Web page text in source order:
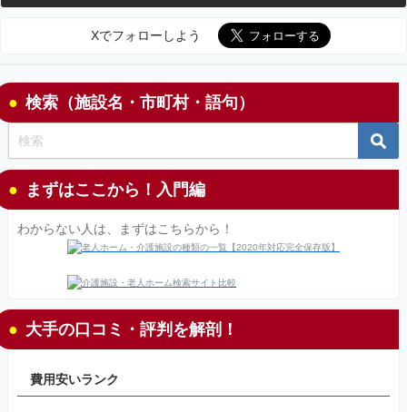
Xでフォローしよう
検索（施設名・市町村・語句）
まずはここから！入門編
わからない人は、まずはこちらから！
大手の口コミ・評判を解剖！
費用安いランク